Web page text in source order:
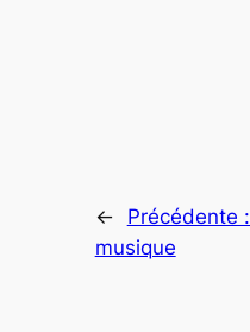
← Précédente :
musique